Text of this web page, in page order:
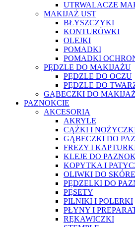
UTRWALACZE
MAKIJAŻ UST
BŁYSZCZYKI
KONTURÓWKI
OLEJKI
POMADKI
POMADKI
PĘDZLE DO MAKIJAŻU
PĘDZLE DO OCZU
PĘDZLE DO
GĄBECZKI DO
PAZNOKCIE
AKCESORIA
AKRYLE
CĄŻKI I
GĄBECZKI DO
FREZY I
KLEJE DO
KOPYTKA I
OLIWKI DO
PĘDZELKI DO
PĘSETY
PILNIKI I POLERKI
PŁYNY I
RĘKAWICZKI